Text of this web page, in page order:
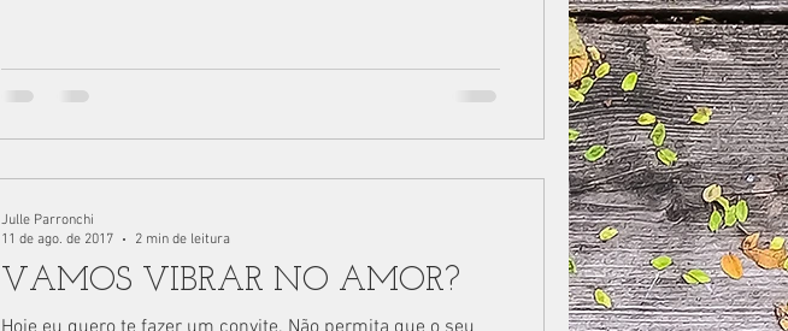
VAMOS VIBRAR NO AMOR?
Julle Parronchi
11 de ago. de 2017
2 min de leitura